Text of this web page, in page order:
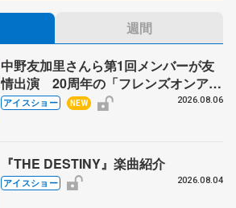
週間
中野友加里さんら第1回メンバーが友
情出演 20周年の「フレンズオンアイ
ス」 宮本賢二さん、有川梨絵さん、
アイスショー NEW 2026.08.06
『THE DESTINY』楽曲紹介
アイスショー 2026.08.04